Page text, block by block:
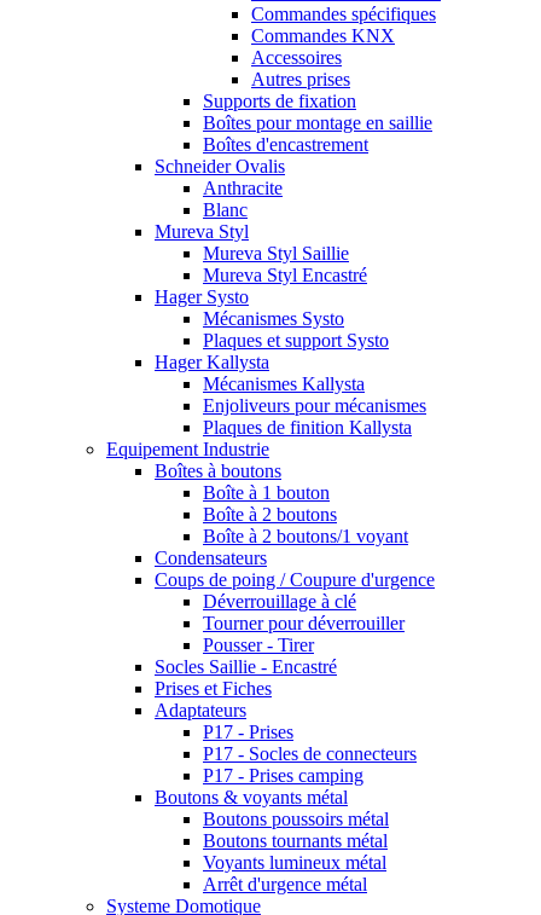
Commandes spécifiques
Commandes KNX
Accessoires
Autres prises
Supports de fixation
Boîtes pour montage en saillie
Boîtes d'encastrement
Schneider Ovalis
Anthracite
Blanc
Mureva Styl
Mureva Styl Saillie
Mureva Styl Encastré
Hager Systo
Mécanismes Systo
Plaques et support Systo
Hager Kallysta
Mécanismes Kallysta
Enjoliveurs pour mécanismes
Plaques de finition Kallysta
Equipement Industrie
Boîtes à boutons
Boîte à 1 bouton
Boîte à 2 boutons
Boîte à 2 boutons/1 voyant
Condensateurs
Coups de poing / Coupure d'urgence
Déverrouillage à clé
Tourner pour déverrouiller
Pousser - Tirer
Socles Saillie - Encastré
Prises et Fiches
Adaptateurs
P17 - Prises
P17 - Socles de connecteurs
P17 - Prises camping
Boutons & voyants métal
Boutons poussoirs métal
Boutons tournants métal
Voyants lumineux métal
Arrêt d'urgence métal
Systeme Domotique